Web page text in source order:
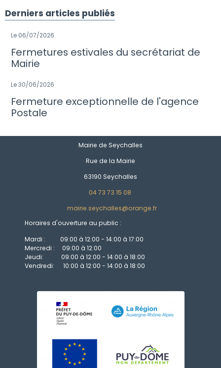
Derniers articles publiés
Le 06/07/2026
Fermetures estivales du secrétariat de
Mairie
Le 30/06/2026
Fermeture exceptionnelle de l'agence
Postale
Mairie de Seychalles
Rue de la Mairie
63190 Seychalles
04 73 73 15 08
mairie.seychalles@orange.fr
Horaires d'ouverture au public :
Mardi : 09:00 à 12:00 - 14:00 à 17:00
Mercredi : 09:00 à 12:00
Jeudi: 09:00 à 12:00 - 14:00 à 18:00
Vendredi: 10:00 à 12:00 - 14:00 à 18:00